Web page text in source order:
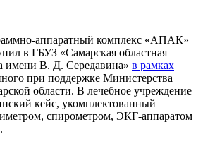
аппаратный комплекс «АПАК»
в ГБУЗ «Самарская областная
имени В. Д. Середавина» в рамках
при поддержке Министерства
области. В лечебное учреждение
кейс, укомплектованный
спирометром, ЭКГ-аппаратом